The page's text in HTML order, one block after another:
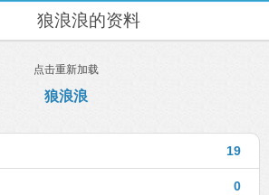
狼浪浪的资料
点击重新加载
狼浪浪
19
0